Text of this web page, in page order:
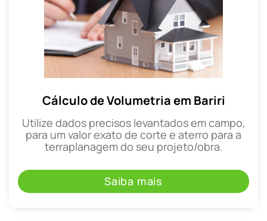
Cálculo de Volumetria em Bariri
Utilize dados precisos levantados em campo,
para um valor exato de corte e aterro para a
terraplanagem do seu projeto/obra.
Saiba mais